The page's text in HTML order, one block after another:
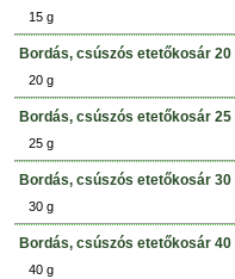
15 g
Bordás, csúszós etetőkosár 20
20 g
Bordás, csúszós etetőkosár 25
25 g
Bordás, csúszós etetőkosár 30
30 g
Bordás, csúszós etetőkosár 40
40 g